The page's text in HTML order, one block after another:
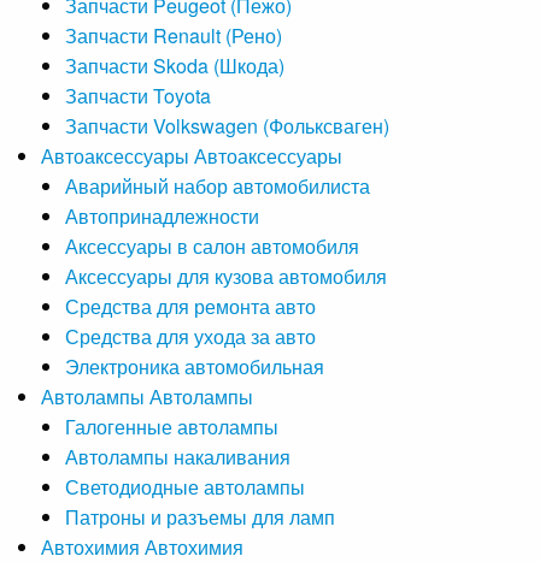
Запчасти Renault (Рено)
Запчасти Skoda (Шкода)
Запчасти Toyota
Запчасти Volkswagen (Фольксваген)
Автоаксессуары Автоаксессуары
Аварийный набор автомобилиста
Автопринадлежности
Аксессуары в салон автомобиля
Аксессуары для кузова автомобиля
Средства для ремонта авто
Средства для ухода за авто
Электроника автомобильная
Автолампы Автолампы
Галогенные автолампы
Автолампы накаливания
Светодиодные автолампы
Патроны и разъемы для ламп
Автохимия Автохимия